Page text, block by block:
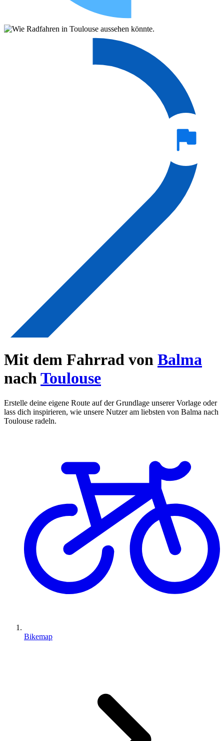
Mit dem Fahrrad von Balma
nach Toulouse
Erstelle deine eigene Route auf der Grundlage unserer Vorlage oder
lass dich inspirieren, wie unsere Nutzer am liebsten von Balma nach
Toulouse radeln.
Bikemap